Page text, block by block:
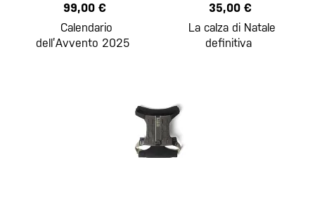
99,00 €
Calendario
dell’Avvento 2025
35,00 €
La calza di Natale
definitiva